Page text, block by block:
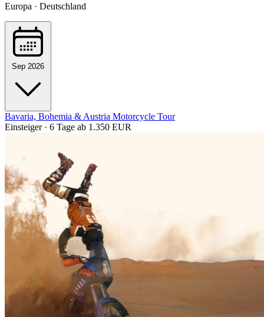
Europa · Deutschland
Sep 2026
Bavaria, Bohemia & Austria Motorcycle Tour
Einsteiger · 6 Tage ab 1.350 EUR